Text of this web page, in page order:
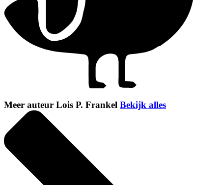
Meer auteur Lois P. Frankel Bekijk alles